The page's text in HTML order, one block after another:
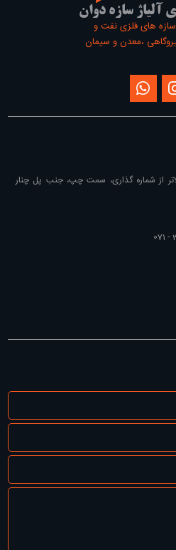
آلیاژ سازه دوان
سازه های فلزی نفت و
،معدن و سیمان
بالاتر از شماره گذاری، سمت چپ، جنب پل چنار